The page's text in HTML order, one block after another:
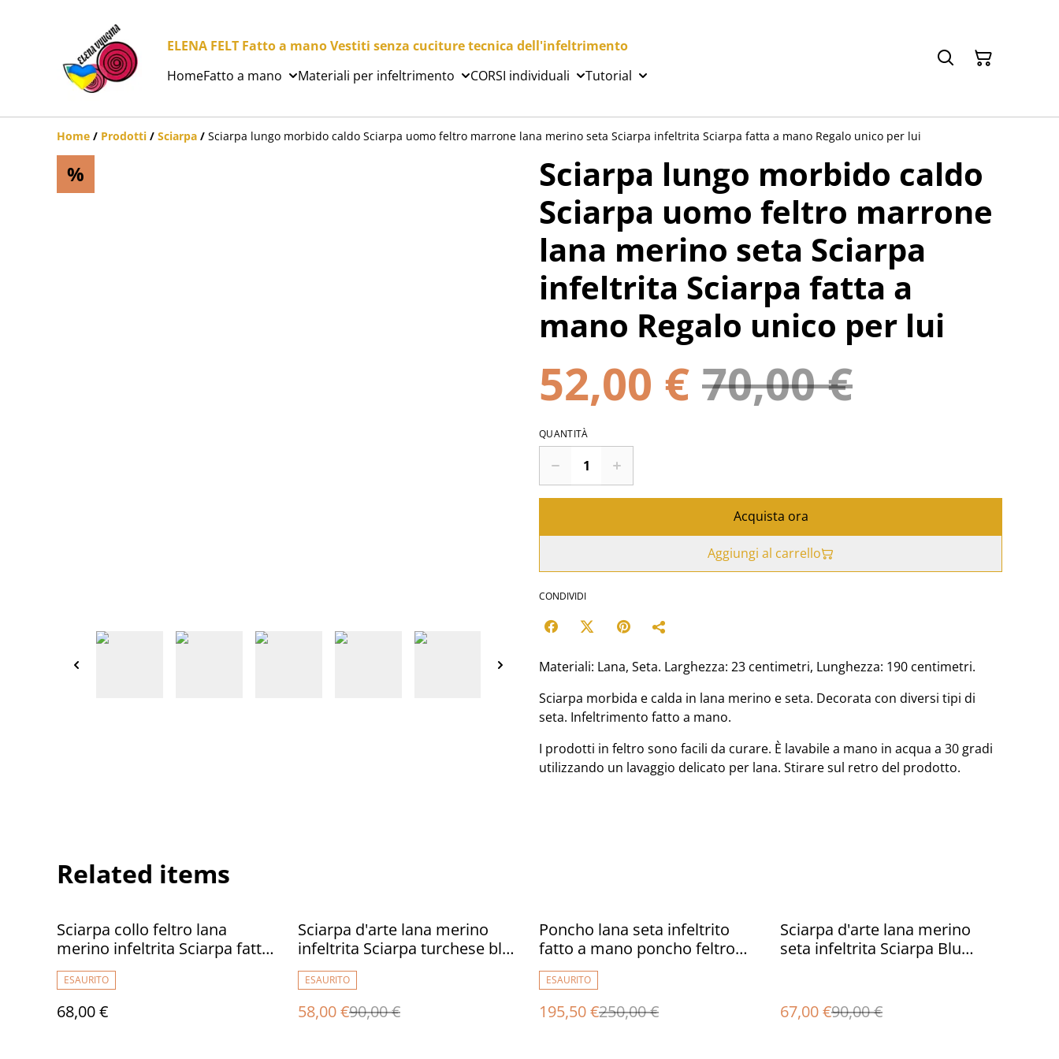
ELENA FELT Fatto a mano Vestiti senza cuciture tecnica dell'infeltrimento
HomeFatto a mano Materiali per infeltrimento CORSI individuali Tutorial
Home / Prodotti / Sciarpa / Sciarpa lungo morbido caldo Sciarpa uomo feltro marrone lana merino seta Sciarpa infeltrita Sciarpa fatta a mano Regalo unico per lui
%
Sciarpa lungo morbido caldo
Sciarpa uomo feltro marrone
lana merino seta Sciarpa
infeltrita Sciarpa fatta a
mano Regalo unico per lui
52,00 € 70,00 €
QUANTITÀ
Acquista ora
Aggiungi al carrello
CONDIVIDI
Materiali: Lana, Seta. Larghezza: 23 centimetri, Lunghezza: 190 centimetri.
Sciarpa morbida e calda in lana merino e seta. Decorata con diversi tipi di
seta. Infeltrimento fatto a mano.
I prodotti in feltro sono facili da curare. È lavabile a mano in acqua a 30 gradi
utilizzando un lavaggio delicato per lana. Stirare sul retro del prodotto.
Related items
Sciarpa collo feltro lana
merino infeltrita Sciarpa fatta
a mano Sciarpa rosa corallo
Regali unici per lei Sciarpa
donna fiore sciarpa
ESAURITO
68,00 €
%
Sciarpa d'arte lana merino
infeltrita Sciarpa turchese blu
feltro fatto a mano Donne
sciarpa
ESAURITO
58,00 €90,00 €
%
Poncho lana seta infeltrito
fatto a mano poncho feltro
regalo unico per lei materiali
ecologici
ESAURITO
195,50 €250,00 €
%
Sciarpa d'arte lana merino
seta infeltrita Sciarpa Blu
67,00 €90,00 €